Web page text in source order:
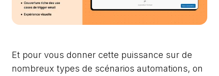
Et pour vous donner cette puissance sur de
nombreux types de scénarios automations, on